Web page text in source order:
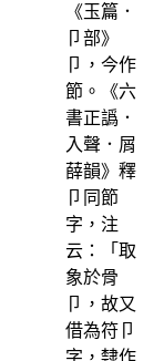
《玉篇．
卩部》
卩，今作
節。《六
書正譌．
入聲．屑
薛韻》釋
卩同節
字，注
云：「取
象於骨
卩，故又
借為符卩
字，隸作